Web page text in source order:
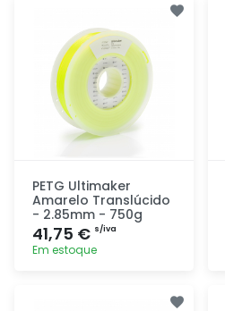
PETG Ultimaker
Amarelo Translúcido
- 2.85mm - 750g
41,75 € s/iva
Em estoque